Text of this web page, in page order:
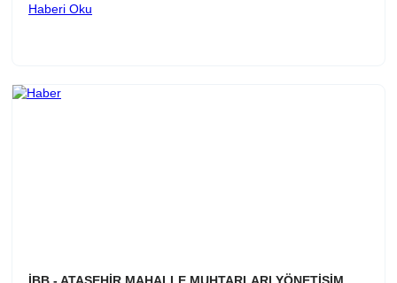
Haberi Oku
İBB - ATAŞEHİR MAHALLE MUHTARLARI YÖNETİŞİM